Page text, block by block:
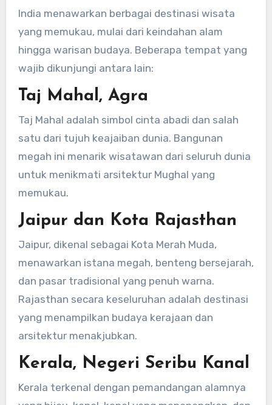
India menawarkan berbagai destinasi wisata
yang memukau, mulai dari keindahan alam
hingga warisan budaya. Beberapa tempat yang
wajib dikunjungi antara lain:
Taj Mahal, Agra
Taj Mahal adalah simbol cinta abadi dan salah
satu dari tujuh keajaiban dunia. Bangunan
megah ini menarik wisatawan dari seluruh dunia
untuk menikmati arsitektur Mughal yang
memukau.
Jaipur dan Kota Rajasthan
Jaipur, dikenal sebagai Kota Merah Muda,
menawarkan istana megah, benteng bersejarah,
dan pasar tradisional yang penuh warna.
Rajasthan secara keseluruhan adalah destinasi
yang menampilkan budaya kerajaan dan
arsitektur menakjubkan.
Kerala, Negeri Seribu Kanal
Kerala terkenal dengan pemandangan alamnya